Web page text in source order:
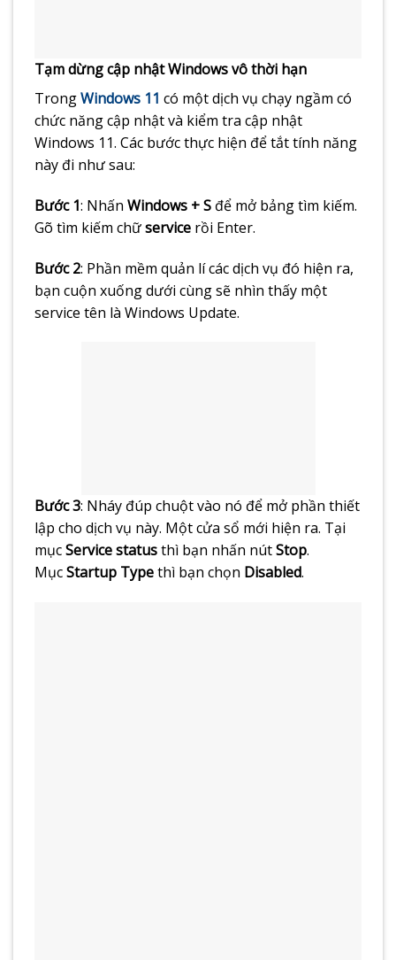
Tạm dừng cập nhật Windows vô thời hạn
TrongWindows 11 có một dịch vụ chạy ngầm có
chức năng cập nhật và kiểm tra cập nhật
Windows 11. Các bước thực hiện để tắt tính năng
này đi như sau:
Bước 1: Nhấn Windows + S để mở bảng tìm kiếm.
Gõ tìm kiếm chữservice rồi Enter.
Bước 2: Phần mềm quản lí các dịch vụ đó hiện ra,
bạn cuộn xuống dưới cùng sẽ nhìn thấy một
service tên là Windows Update.
Bước 3: Nháy đúp chuột vào nó để mở phần thiết
lập cho dịch vụ này. Một cửa sổ mới hiện ra. Tại
mụcService statusthì bạn nhấn nútStop.
MụcStartup Typethì bạn chọn Disabled.